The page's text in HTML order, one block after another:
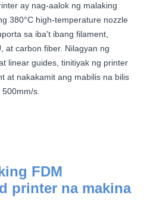
ay nag-aalok ng malaking
380°C high-temperature nozzle
sa iba't ibang filament,
at carbon fiber. Nilagyan ng
linear guides, tinitiyak ng printer
at nakakamit ang mabilis na bilis
s.
FDM
printer na makina